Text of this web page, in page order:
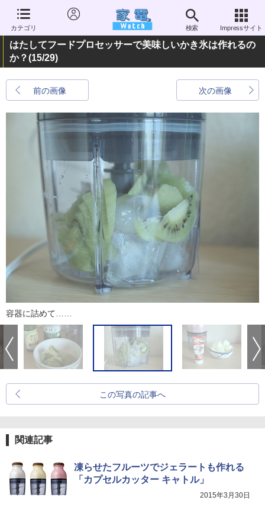
カテゴリ 検索 Impressサイト
はたしてフードプロセッサーで美味しいかき氷は作れるの
か？(15/29)
前の画像 次の画像
容器に詰めて……
この写真の記事へ
関連記事
凍らせたフルーツでジェラートも作れる
「カプセルカッター キャトル」
2015年3月30日